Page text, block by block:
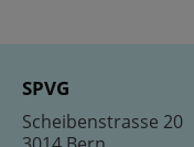
SPVG
Scheibenstrasse 20